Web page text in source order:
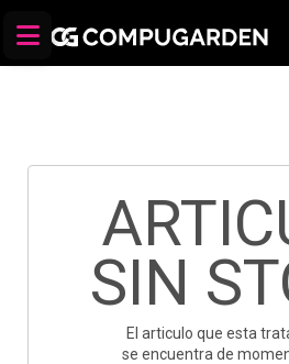
SIN
El articulo que esta
se encuentra de